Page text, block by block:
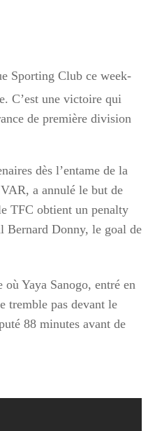
Sporting Club ce week-
C’est une victoire qui
de première division
dès l’entame de la
a annulé le but de
TFC obtient un penalty
Bernard Donny, le goal de
où Yaya Sanogo, entré en
tremble pas devant le
88 minutes avant de